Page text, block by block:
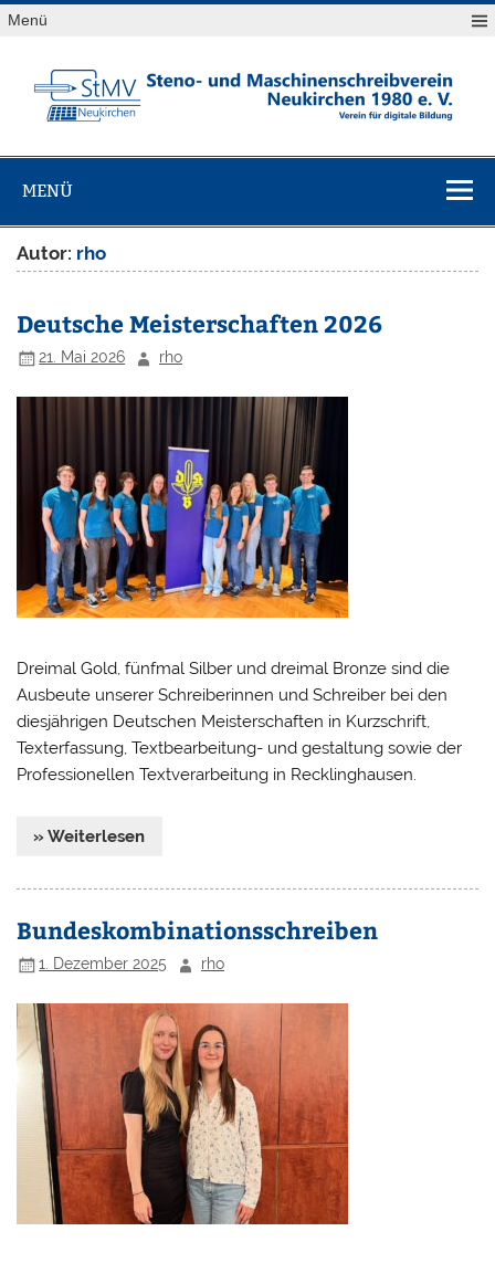
Skip
toMenü
Neukirchen
1980 e. V.
MENÜ
Autor: rho
Deutsche Meisterschaften 2026
21. Mai 2026 rho
Dreimal Gold, fünfmal Silber und dreimal Bronze sind die
Ausbeute unserer Schreiberinnen und Schreiber bei den
diesjährigen Deutschen Meisterschaften in Kurzschrift,
Texterfassung, Textbearbeitung- und gestaltung sowie der
Professionellen Textverarbeitung in Recklinghausen.
» Weiterlesen
Bundeskombinationsschreiben
1. Dezember 2025 rho